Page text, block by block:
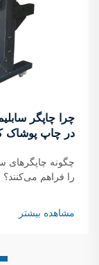
چرا چاپگر
در چاپ پوشاک
چگونه چاپگرهای
را فراهم می‌کنند؟
رول به رول با
رول‌های پارچه...
مشاهده بیشتر